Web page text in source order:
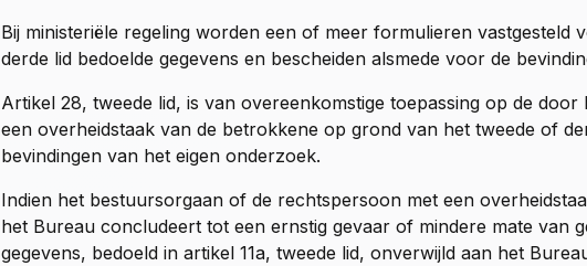
Bij ministeriële regeling worden een of meer formulieren
derde lid bedoelde gegevens en bescheiden alsmede voor de
Artikel 28, tweede lid, is van overeenkomstige toepassing op de
een overheidstaak van de betrokkene op grond van het tweede of
bevindingen van het eigen onderzoek.
Indien het bestuursorgaan of de rechtspersoon met een
het Bureau concludeert tot een ernstig gevaar of mindere mate van
gegevens, bedoeld inartikel 11a, tweede lid, onverwijld aan het